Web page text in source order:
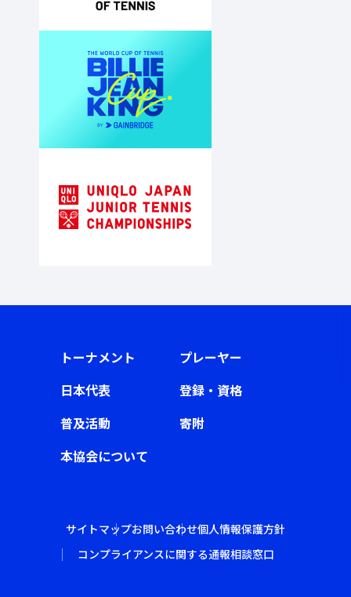
トーナメント
プレーヤー
日本代表
登録・資格
普及活動
寄附
本協会について
サイトマップお問い合わせ個人情報保護方針
コンプライアンスに関する通報相談窓口